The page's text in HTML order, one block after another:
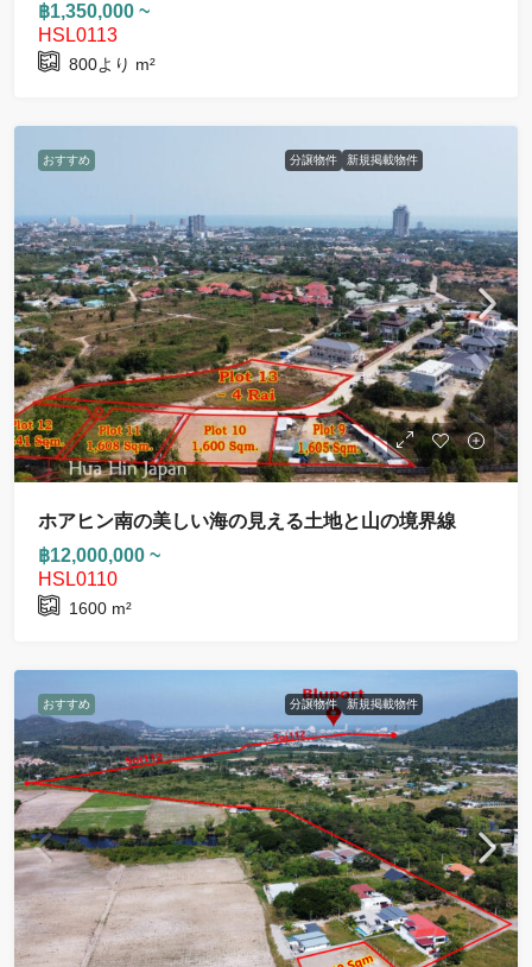
฿1,350,000 ~
HSL0113
800より m²
おすすめ 分譲物件 新規掲載物件
ホアヒン南の美しい海の見える土地と山の境界線
฿12,000,000 ~
HSL0110
1600 m²
おすすめ 分譲物件 新規掲載物件